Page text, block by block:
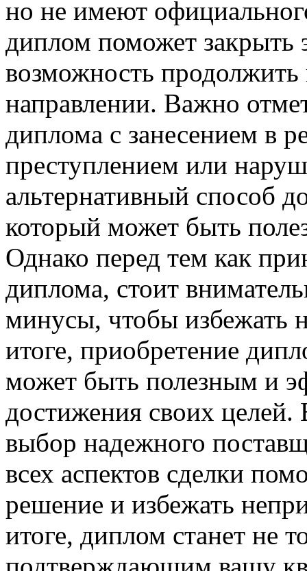
но не имеют
диплом поможет закрыть
возможность
направлении. Важно
диплома с занесением в
преступлением или
альтернативный способ
который может быть
Однако перед тем как
диплома, стоит
минусы, чтобы избежать
итоге, приобретение
может быть полезным и
достижения своих
выбор надежного
всех аспектов сделки
решение и избежать
итоге, диплом станет не